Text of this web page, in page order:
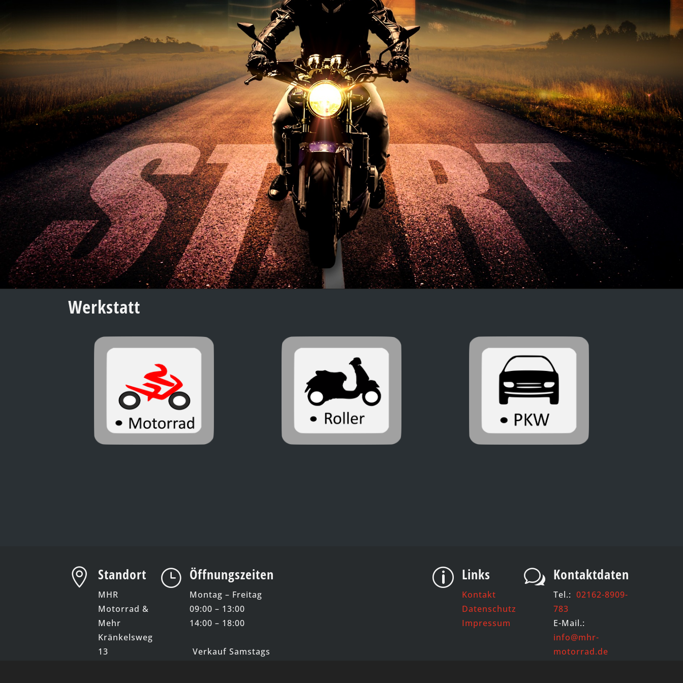
Werkstatt
 Standort
MHR
Motorrad &
Mehr
Kränkelsweg
13
} Öffnungszeiten
Montag – Freitag
09:00 – 13:00
14:00 – 18:00
Verkauf Samstags
p Links
Kontakt
Datenschutz
Impressum
w Kontaktdaten
Tel.: 02162-8909-
783
E-Mail.:
info@mhr-
motorrad.de